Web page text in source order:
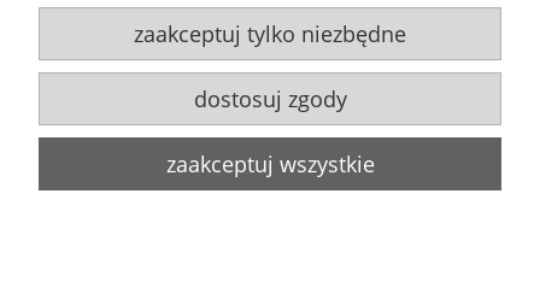
Informacje
, ul. Kukuczki 20/24, 42-224 Częstochowa,
info@goldsun-lampy.pl
Biuro, magazyn, zwroty, odbiór osobisty:ul. Starzyńskiego 6, 42-224
Częstochowa
zaakceptuj tylko niezbędne
dostosuj zgody
zaakceptuj wszystkie